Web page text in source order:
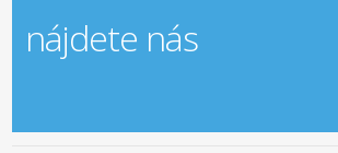
nájdete nás